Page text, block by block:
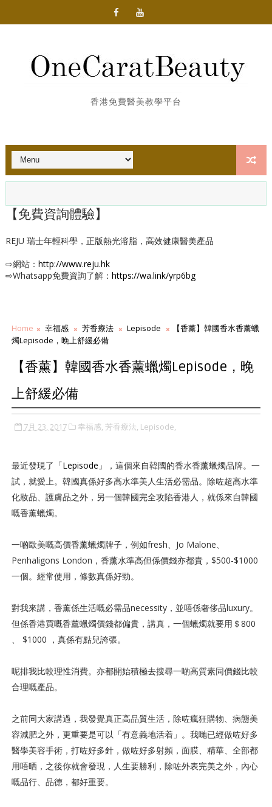
香港免費醫美教學平台
【免費資詢體驗】
REJU 瑞士年輕科學，正版熱光溶脂，高效健康醫美產品
⇨網站： http://www.reju.hk
⇨Whatsapp免費資詢了解： https://wa.link/yrp6bg
Home 幸福感 芳香療法 Lepisode
【香薰】韓國香水香薰蠟
燭Lepisode，晚上舒緩必備
【香薰】韓國香水香薰蠟燭Lepisode，晚
上舒緩必備
7月 23, 2017 幸福感, 芳香療法, Lepisode,
最近發現了「Lepisode 」，這個來自韓國的香水香薰蠟燭品牌。一
試，就愛上。韓國真係好多高水準美人生活必需品。除咗超高水準
化妝品、護膚品之外，另一個韓國完全攻陷香港人，就係來自韓國
嘅香薰蠟燭。
一啲歐美嘅高價香薰蠟燭牌子，例如fresh、Jo Malone、
Penhaligons London，香薰水準高但係價錢亦都貴，$500-$1000
一個。經常使用，條數真係好勁。
對我來講，香薰係生活嘅必需品necessity，並唔係奢侈品luxury。
但係香港買嘅香薰蠟燭價錢都偏貴，講真，一個蠟燭就要用＄800
、 $1000 ，真係有點兒誇張。
呢排我比較理性消費。亦都開始積極去搜尋一啲高質素同價錢比較
合理嘅產品。
之前同大家講過，我發覺真正高品質生活，除咗瘋狂購物、病態美
容減肥之外，更重要是可以「有意義地活着」。我哋已經做咗好多
醫學美容手術，打咗好多針，做咗好多射頻，面膜、精華、全部都
用唔晒，之後你就會發現，人生要勝利，除咗外表完美之外，內心
嘅品行、品德，都好重要。